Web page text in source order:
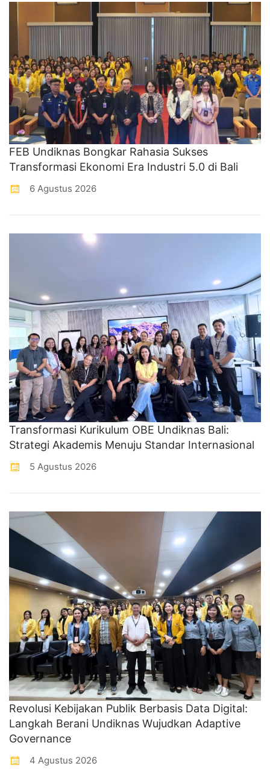
FEB Undiknas Bongkar Rahasia Sukses
Transformasi Ekonomi Era Industri 5.0 di Bali
6 Agustus 2026
Transformasi Kurikulum OBE Undiknas Bali:
Strategi Akademis Menuju Standar Internasional
5 Agustus 2026
Revolusi Kebijakan Publik Berbasis Data Digital:
Langkah Berani Undiknas Wujudkan Adaptive
Governance
4 Agustus 2026